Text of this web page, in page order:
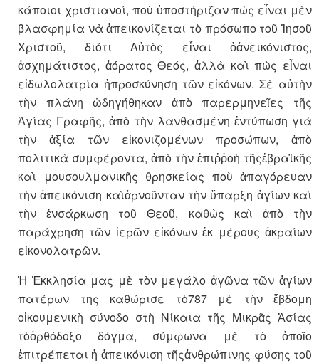
κάποιοι χριστιανοί, ποὺ ὑποστήριζαν πὼς εἶναι μὲν
βλασφημία νὰ ἀπεικονίζεται τὸ πρόσωπο τοῦ Ἰησοῦ
Χριστοῦ, διότι Αὐτὸς εἶναι ὁἀνεικόνιστος,
ἀσχημάτιστος, ἀόρατος Θεός, ἀλλὰ καὶ πὼς εἶναι
εἰδωλολατρία ἡπροσκύνηση τῶν εἰκόνων. Σὲ αὐτὴν
τὴν πλάνη ὡδηγήθηκαν ἀπὸ παρερμηνεῖες τῆς
Ἁγίας Γραφῆς, ἀπὸ τὴν λανθασμένη ἐντύπωση γιὰ
τὴν ἀξία τῶν εἰκονιζομένων προσώπων, ἀπὸ
πολιτικὰ συμφέροντα, ἀπὸ τὴν ἐπιῤῥοὴ τῆςἑβραϊκῆς
καὶ μουσουλμανικῆς θρησκείας ποὺ ἀπαγόρευαν
τὴν ἀπεικόνιση καὶἀρνοῦνταν τὴν ὕπαρξη ἁγίων καὶ
τὴν ἐνσάρκωση τοῦ Θεοῦ, καθὼς καὶ ἀπὸ τὴν
παράχρηση τῶν ἱερῶν εἰκόνων ἐκ μέρους ἀκραίων
εἰκονολατρῶν.
Ἡ Ἐκκλησία μας μὲ τὸν μεγάλο ἀγῶνα τῶν ἁγίων
πατέρων της καθώρισε τὸ787 μὲ τὴν ἕβδομη
οἰκουμενικὴ σύνοδο στὴ Νίκαια τῆς Μικρᾶς Ἀσίας
τὸὀρθόδοξο δόγμα, σύμφωνα μὲ τὸ ὁποῖο
ἐπιτρέπεται ἡ ἀπεικόνιση τῆςἀνθρώπινης φύσης τοῦ